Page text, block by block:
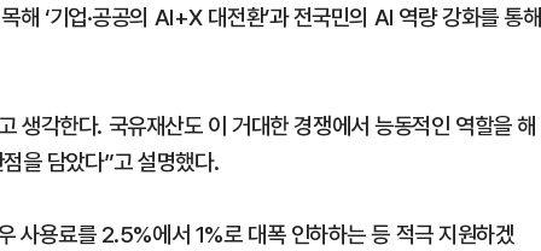
‘기업·공공의 AI+X 대전환’과 전국민의 AI 역량 강화를 통해
생각한다. 국유재산도 이 거대한 경쟁에서 능동적인 역할을 해
을 담았다”고 설명했다.
사용료를 2.5%에서 1%로 대폭 인하하는 등 적극 지원하겠